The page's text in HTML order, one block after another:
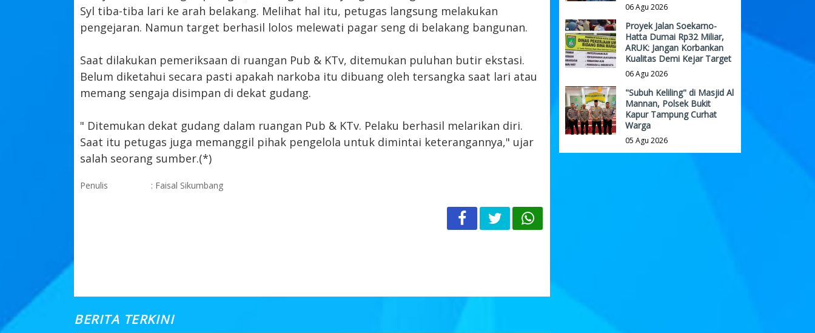
Syl tiba-tiba lari ke arah belakang. Melihat hal itu, petugas langsung melakukan
pengejaran. Namun target berhasil lolos melewati pagar seng di belakang bangunan.
Saat dilakukan pemeriksaan di ruangan Pub & KTv, ditemukan puluhan butir ekstasi.
Belum diketahui secara pasti apakah narkoba itu dibuang oleh tersangka saat lari atau
memang sengaja disimpan di dekat gudang.
" Ditemukan dekat gudang dalam ruangan Pub & KTv. Pelaku berhasil melarikan diri.
Saat itu petugas juga memanggil pihak pengelola untuk dimintai keterangannya," ujar
salah seorang sumber.(*)
Penulis : Faisal Sikumbang
BERITA TERKINI
06 Agu 2026
Proyek Jalan Soekarno-
Hatta Dumai Rp32 Miliar,
ARUK: Jangan Korbankan
Kualitas Demi Kejar Target
06 Agu 2026
"Subuh Keliling" di Masjid Al
Mannan, Polsek Bukit
Kapur Tampung Curhat
Warga
05 Agu 2026